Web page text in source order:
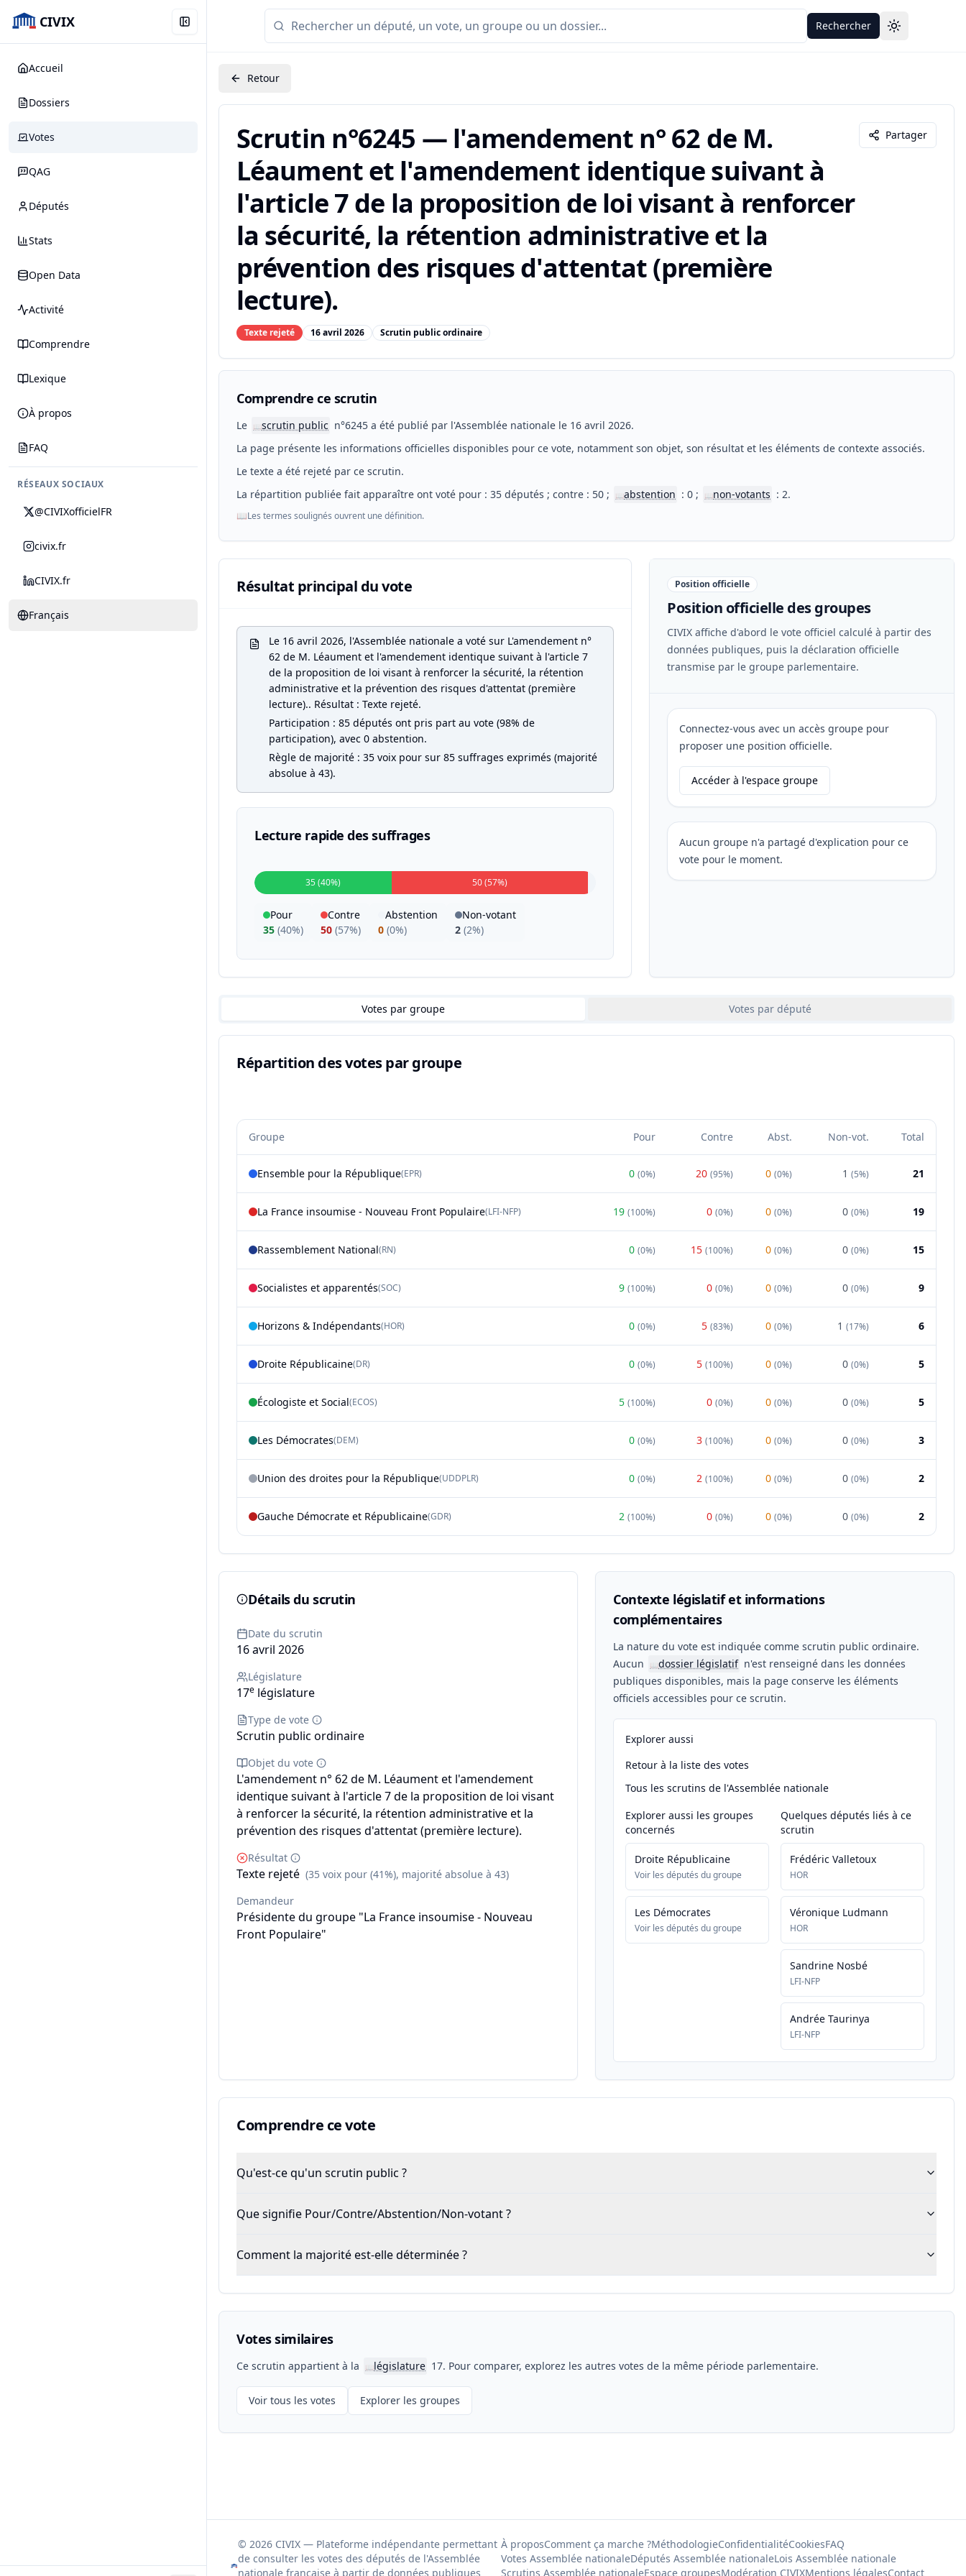
CIVIX
Accueil
Dossiers
Votes
QAG
Députés
Stats
Open Data
Activité
Comprendre
Lexique
À propos
FAQ
RÉSEAUX SOCIAUX
@CIVIXofficielFR
civix.fr
CIVIX.fr
Français
Rechercher Toggle theme
Retour
Scrutin n°6245 — l'amendement n° 62 de M.
Léaument et l'amendement identique suivant à
l'article 7 de la proposition de loi visant à renforcer
la sécurité, la rétention administrative et la
prévention des risques d'attentat (première
lecture).
Texte rejeté 16 avril 2026 Scrutin public ordinaire
Partager
Comprendre ce scrutin
Le 📖scrutin public n°6245 a été publié par l'Assemblée nationale le 16 avril 2026.
La page présente les informations officielles disponibles pour ce vote, notamment son objet, son résultat et les éléments de contexte associés.
Le texte a été rejeté par ce scrutin.
La répartition publiée fait apparaître ont voté pour : 35 députés ; contre : 50 ;
📖abstention : 0 ; 📖non-votants : 2.
📖Les termes soulignés ouvrent une définition.
Résultat principal du vote
Le 16 avril 2026, l'Assemblée nationale a voté sur L'amendement n°
62 de M. Léaument et l'amendement identique suivant à l'article 7
de la proposition de loi visant à renforcer la sécurité, la rétention
administrative et la prévention des risques d'attentat (première
lecture).. Résultat : Texte rejeté.
Participation : 85 députés ont pris part au vote (98% de
participation), avec 0 abstention.
Règle de majorité : 35 voix pour sur 85 suffrages exprimés (majorité
absolue à 43).
Lecture rapide des suffrages
35 (40%) 50 (57%)
Pour
35 (40%)
Contre
50 (57%)
Abstention
0 (0%)
Non-votant
2 (2%)
Position officielle
Position officielle des groupes
CIVIX affiche d'abord le vote officiel calculé à partir des
données publiques, puis la déclaration officielle
transmise par le groupe parlementaire.
Connectez-vous avec un accès groupe pour
proposer une position officielle.
Accéder à l'espace groupe
Aucun groupe n'a partagé d'explication pour ce
vote pour le moment.
Votes par groupe Votes par député
Répartition des votes par groupe
Groupe Pour Contre Abst. Non-vot. Total
Ensemble pour la République(EPR) 0 (0%) 20 (95%) 0 (0%) 1 (5%) 21
La France insoumise - Nouveau Front Populaire(LFI-NFP) 19 (100%) 0 (0%) 0 (0%) 0 (0%) 19
Rassemblement National(RN) 0 (0%) 15 (100%) 0 (0%) 0 (0%) 15
Socialistes et apparentés(SOC) 9 (100%) 0 (0%) 0 (0%) 0 (0%) 9
Horizons & Indépendants(HOR) 0 (0%) 5 (83%) 0 (0%) 1 (17%) 6
Droite Républicaine(DR) 0 (0%) 5 (100%) 0 (0%) 0 (0%) 5
Écologiste et Social(ECOS) 5 (100%) 0 (0%) 0 (0%) 0 (0%) 5
Les Démocrates(DEM) 0 (0%) 3 (100%) 0 (0%) 0 (0%) 3
Union des droites pour la République(UDDPLR) 0 (0%) 2 (100%) 0 (0%) 0 (0%) 2
Gauche Démocrate et Républicaine(GDR) 2 (100%) 0 (0%) 0 (0%) 0 (0%) 2
Détails du scrutin
Date du scrutin
16 avril 2026
Législature
17e législature
Type de vote
Scrutin public ordinaire
Objet du vote
L'amendement n° 62 de M. Léaument et l'amendement
identique suivant à l'article 7 de la proposition de loi visant
à renforcer la sécurité, la rétention administrative et la
prévention des risques d'attentat (première lecture).
Résultat
Texte rejeté (35 voix pour (41%), majorité absolue à 43)
Demandeur
Présidente du groupe "La France insoumise - Nouveau
Front Populaire"
Contexte législatif et informations
complémentaires
La nature du vote est indiquée comme scrutin public ordinaire.
Aucun
📖dossier législatif n'est renseigné dans les données
publiques disponibles, mais la page conserve les éléments
officiels accessibles pour ce scrutin.
Explorer aussi
Retour à la liste des votes
Tous les scrutins de l'Assemblée nationale
Explorer aussi les groupes
concernés
Droite Républicaine
Voir les députés du groupe
Les Démocrates
Voir les députés du groupe
Quelques députés liés à ce
scrutin
Frédéric Valletoux
HOR
Véronique Ludmann
HOR
Sandrine Nosbé
LFI-NFP
Andrée Taurinya
LFI-NFP
Comprendre ce vote
Qu'est-ce qu'un scrutin public ?
Que signifie Pour/Contre/Abstention/Non-votant ?
Comment la majorité est-elle déterminée ?
Votes similaires
Ce scrutin appartient à la 📖législature 17. Pour comparer, explorez les autres votes de la même période parlementaire.
Voir tous les votes Explorer les groupes
© 2026 CIVIX — Plateforme indépendante permettant
de consulter les votes des députés de l'Assemblée
nationale française à partir de données publiques
À proposComment ça marche ?MéthodologieConfidentialitéCookiesFAQ
Votes Assemblée nationaleDéputés Assemblée nationaleLois Assemblée nationale
Scrutins Assemblée nationaleEspace groupesModération CIVIXMentions légalesContact